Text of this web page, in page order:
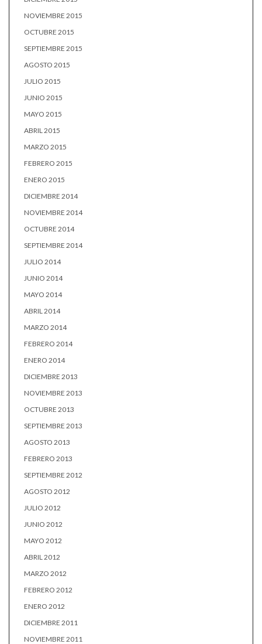
NOVIEMBRE 2015
OCTUBRE 2015
SEPTIEMBRE 2015
AGOSTO 2015
JULIO 2015
JUNIO 2015
MAYO 2015
ABRIL 2015
MARZO 2015
FEBRERO 2015
ENERO 2015
DICIEMBRE 2014
NOVIEMBRE 2014
OCTUBRE 2014
SEPTIEMBRE 2014
JULIO 2014
JUNIO 2014
MAYO 2014
ABRIL 2014
MARZO 2014
FEBRERO 2014
ENERO 2014
DICIEMBRE 2013
NOVIEMBRE 2013
OCTUBRE 2013
SEPTIEMBRE 2013
AGOSTO 2013
FEBRERO 2013
SEPTIEMBRE 2012
AGOSTO 2012
JULIO 2012
JUNIO 2012
MAYO 2012
ABRIL 2012
MARZO 2012
FEBRERO 2012
ENERO 2012
DICIEMBRE 2011
NOVIEMBRE 2011